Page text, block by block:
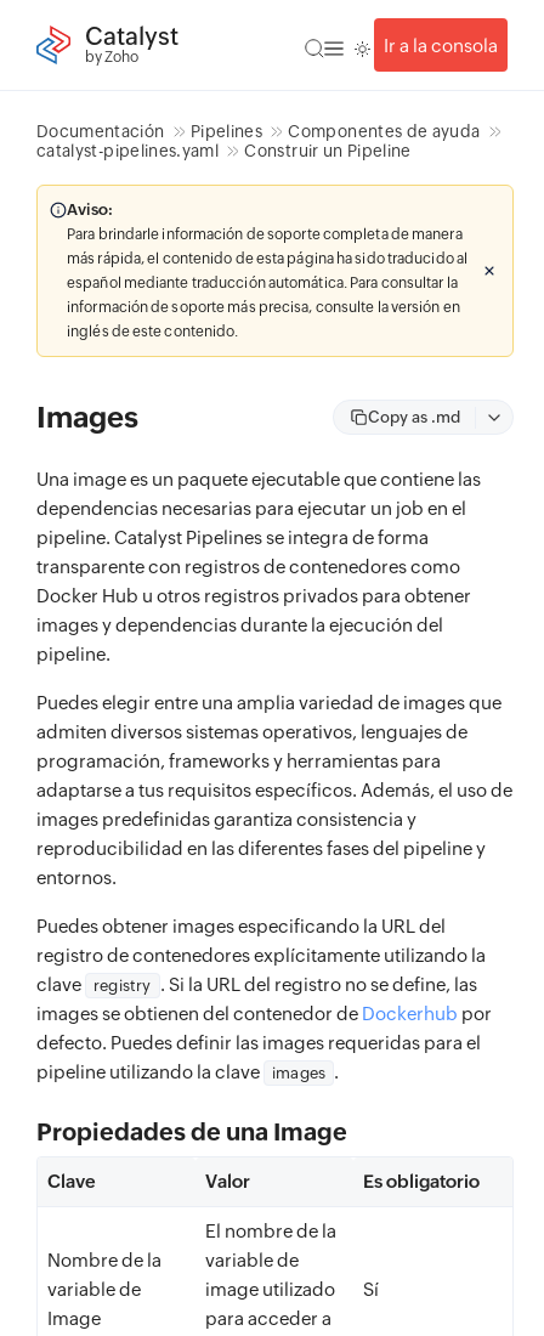
Catalyst
by Zoho
Ir a la consola
Documentación Pipelines
Componentes de ayuda
catalyst-pipelines.yaml
Construir un Pipeline
Aviso:
Para brindarle información de soporte completa de manera
más rápida, el contenido de esta página ha sido traducido al
español mediante traducción automática. Para consultar la
información de soporte más precisa, consulte la versión en
inglés de este contenido.
Images Copy as .md
Una image es un paquete ejecutable que contiene las
dependencias necesarias para ejecutar un job en el
pipeline. Catalyst Pipelines se integra de forma
transparente con registros de contenedores como
Docker Hub u otros registros privados para obtener
images y dependencias durante la ejecución del
pipeline.
Puedes elegir entre una amplia variedad de images que
admiten diversos sistemas operativos, lenguajes de
programación, frameworks y herramientas para
adaptarse a tus requisitos específicos. Además, el uso de
images predefinidas garantiza consistencia y
reproducibilidad en las diferentes fases del pipeline y
entornos.
Puedes obtener images especificando la URL del
registro de contenedores explícitamente utilizando la
clave
registry . Si la URL del registro no se define, las
images se obtienen del contenedor de Dockerhub por
defecto. Puedes definir las images requeridas para el
pipeline utilizando la clave
images .
Propiedades de una Image
Clave Valor Es obligatorio
Nombre de la
variable de
Image
El nombre de la
variable de
image utilizado
para acceder a
Sí